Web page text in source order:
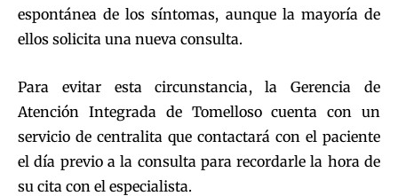
espontánea de los síntomas, aunque la mayoría de
ellos solicita una nueva consulta.
Para evitar esta circunstancia, la Gerencia de
Atención Integrada de Tomelloso cuenta con un
servicio de centralita que contactará con el paciente
el día previo a la consulta para recordarle la hora de
su cita con el especialista.